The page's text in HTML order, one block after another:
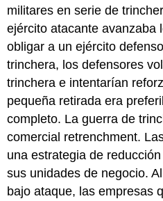
militares en serie de
ejército atacante avanzaba
obligar a un ejército
trinchera, los defensores
trinchera e intentarían
pequeña retirada era
completo. La guerra de
comercial retrenchment.
una estrategia de
sus unidades de negocio.
bajo ataque, las empresas